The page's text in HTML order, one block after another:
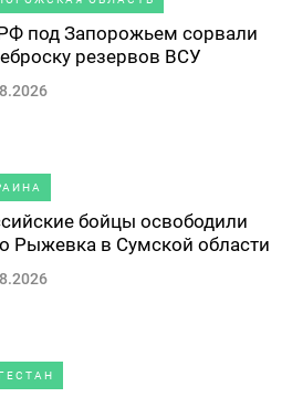
под Запорожьем сорвали
резервов ВСУ
бойцы освободили
Рыжевка в Сумской области